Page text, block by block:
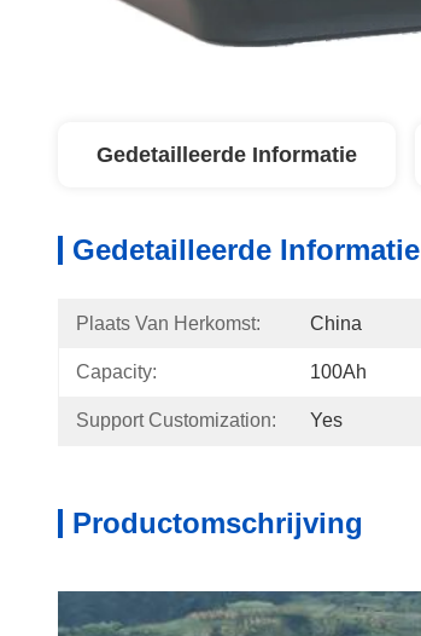
Gedetailleerde Informatie
Gedetailleerde Informatie
Plaats Van Herkomst: China
Capacity: 100Ah
Support Customization: Yes
Productomschrijving